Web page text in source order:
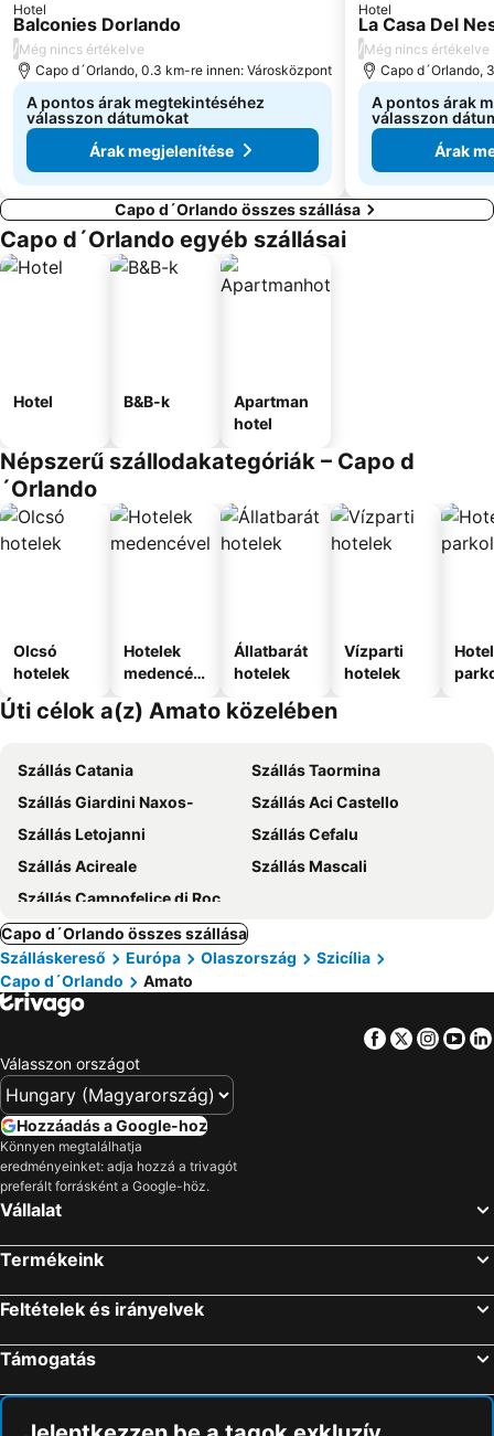
Hotel
Balconies Dorlando
/Még nincs értékelve
Capo d´Orlando, 0.3 km-re innen: Városközpont
A pontos árak megtekintéséhez
válasszon dátumokat
Árak megjelenítése
Hotel
La Casa Del
/Még nincs értékelve
Capo d´Orlando,
A pontos árak
válasszon
Árak
Capo d´Orlando összes szállása
Capo d´Orlando egyéb szállásai
Hotel B&B-k
Apartman
hotel
Népszerű szállodakategóriák – Capo d
´Orlando
Olcsó
hotelek
Hotelek
medencév
Állatbarát
hotelek
Vízparti
hotelek
Úti célok a(z) Amato közelében
Szállás Catania
Szállás Taormina
Szállás Giardini Naxos-
Szállás Aci Castello
Szállás Letojanni
Szállás Cefalu
Szállás Acireale
Szállás Mascali
Szállás Campofelice di Roccella
Capo d´Orlando összes szállása
Szálláskereső
Európa Olaszország
Szicília
Capo d´Orlando
Amato
Facebook
Twitter
Válasszon országot
Hozzáadás a Google-hoz
Könnyen megtalálhatja
eredményeinket: adja hozzá a trivagót
preferált forrásként a Google-höz.
Vállalat
Termékeink
Feltételek és irányelvek
Támogatás